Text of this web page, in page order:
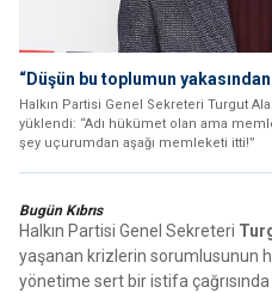
“Düşün bu toplumun yakasından
Halkın Partisi Genel Sekreteri Turgut
yüklendi: “Adı hükümet olan ama
şey uçurumdan aşağı memleketi itti!”
Bugün Kıbrıs
Halkın Partisi Genel Sekreteri
yaşanan krizlerin sorumlusunun
yönetime sert bir istifa